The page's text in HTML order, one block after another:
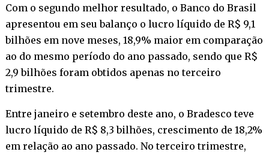
Com o segundo melhor resultado, o Banco do Brasil
apresentou em seu balanço o lucro líquido de R$ 9,1
bilhões em nove meses, 18,9% maior em comparação
ao do mesmo período do ano passado, sendo que R$
2,9 bilhões foram obtidos apenas no terceiro
trimestre.
Entre janeiro e setembro deste ano, o Bradesco teve
lucro líquido de R$ 8,3 bilhões, crescimento de 18,2%
em relação ao ano passado. No terceiro trimestre,